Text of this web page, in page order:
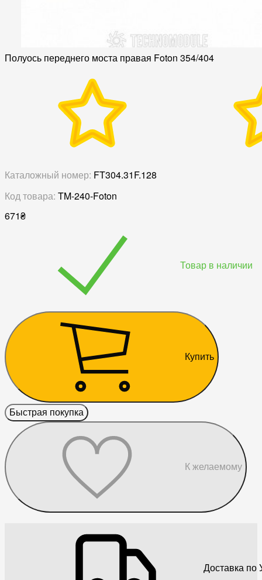
Полуось переднего моста правая Foton 354/404
Каталожный номер: FT304.31F.128
Код товара: TM-240-Foton
671₴
Товар в наличии
Купить
Быстрая покупка
К желаемому
Доставка по